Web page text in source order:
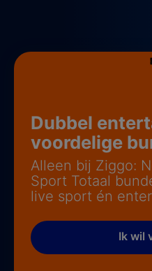
Dubbel
voordelige
Alleen bij Ziggo:
Sport Totaal
live sport én
Ik wil